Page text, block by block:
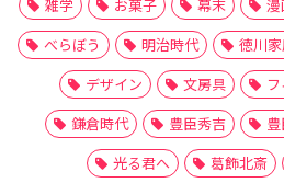
雑学
お菓子 幕末
べらぼう
明治時代 徳川
デザイン
文房具
鎌倉時代
豊臣秀吉 豊
光る君へ
葛飾北斎